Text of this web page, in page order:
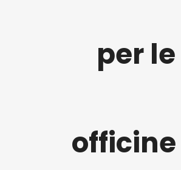
per le
officine